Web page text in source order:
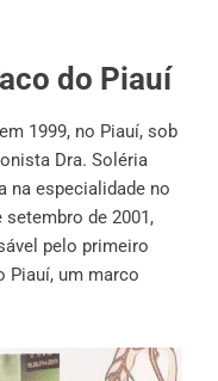
do Piauí
1999, no Piauí, sob
Dra. Soléria
na especialidade no
de 2001,
pelo primeiro
Piauí, um marco